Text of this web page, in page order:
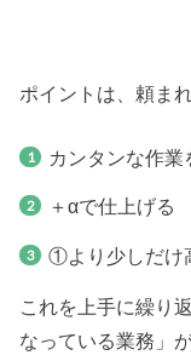
ポイントは、頼ま
カンタンな作業
＋αで仕上げる
①より少しだけ
これを上手に繰り
なっている業務」